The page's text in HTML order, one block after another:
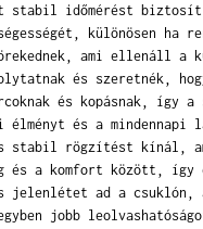
stabil időmérést
különösen ha
ami ellenáll a
és szeretnék,
és kopásnak, így a
és a mindennapi
stabil rögzítést
és a komfort között, így
jelenlétet ad a
jobb